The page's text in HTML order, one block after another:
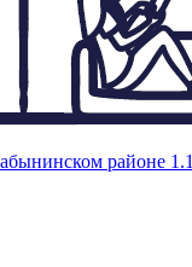
районе 1.1